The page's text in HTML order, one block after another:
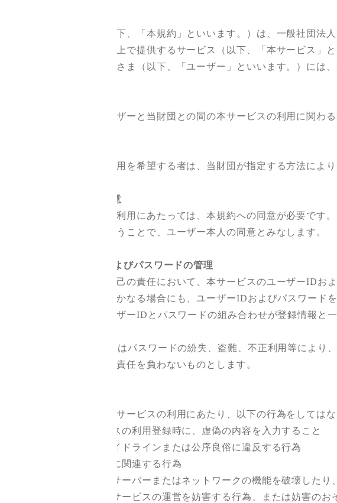
この利用規約（以下、「本規約」といいます。）は、一般社団
このウェブサイト上で提供するサービス（以下、「本サービス」
登録ユーザーの皆さま（以下、「ユーザー」といいます。）には
本規約は、ユーザーと当財団との間の本サービスの利用に関わ
本サービスの利用を希望する者は、当財団が指定する方法によ
3．本規約への同意
本サービスのご利用にあたっては、本規約への同意が必要です
にて同意手続を行うことで、ユーザー本人の同意とみなします。
4．ユーザーIDおよびパスワードの管理
ユーザーは、自己の責任において、本サービスのユーザーIDお
ユーザーは、いかなる場合にも、ユーザーIDおよびパスワード
当財団は、ユーザーIDとパスワードの組み合わせが登録情報と
ユーザーIDまたはパスワードの紛失、盗難、不正利用等により
も、当財団は一切責任を負わないものとします。
ユーザーは、本サービスの利用にあたり、以下の行為をしてはな
（1）本サービスの利用登録時に、虚偽の内容を入力すること
（2）法令、ガイドラインまたは公序良俗に違反する行為
（3）犯罪行為に関連する行為
（4）当財団のサーバーまたはネットワークの機能を破壊したり
（5）当財団のサービスの運営を妨害する行為、または妨害のお